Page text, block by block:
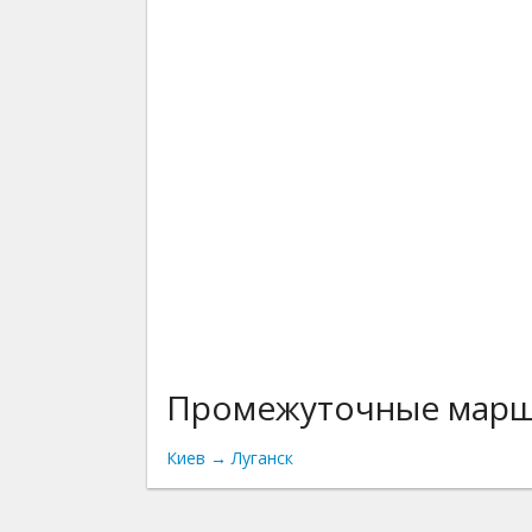
Промежуточные
Киев → Луганск